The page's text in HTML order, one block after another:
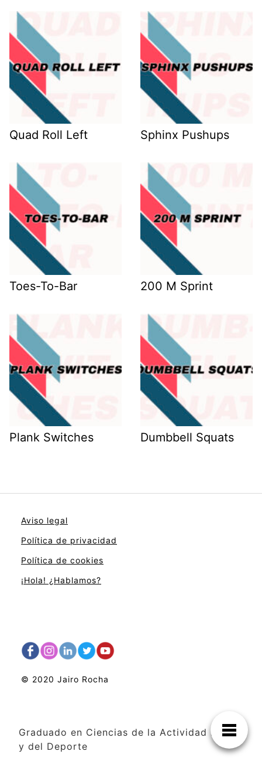
Quad Roll Left Sphinx Pushups
Toes-To-Bar 200 M Sprint
Plank Switches Dumbbell Squats
Aviso legal
Política de privacidad
Política de cookies
¡Hola! ¿Hablamos?
© 2020 Jairo Rocha
Graduado en Ciencias de la Actividad Física
y del Deporte